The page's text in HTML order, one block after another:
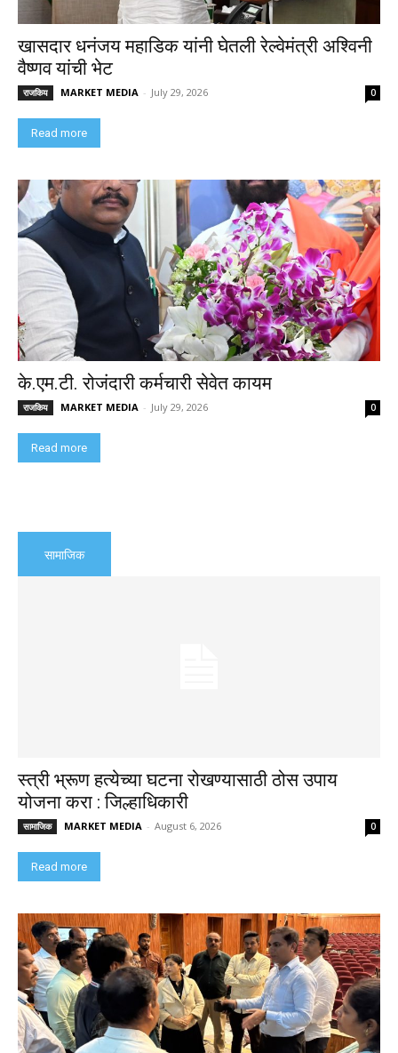
खासदार धनंजय महाडिक यांनी घेतली रेल्वेमंत्री अश्विनी
वैष्णव यांची भेट
राजकिय MARKET MEDIA - July 29, 2026 0
Read more
के.एम.टी. रोजंदारी कर्मचारी सेवेत कायम
राजकिय MARKET MEDIA - July 29, 2026 0
Read more
सामाजिक
स्त्री भ्रूण हत्येच्या घटना रोखण्यासाठी ठोस उपाय
योजना करा : जिल्हाधिकारी
सामाजिक MARKET MEDIA - August 6, 2026 0
Read more